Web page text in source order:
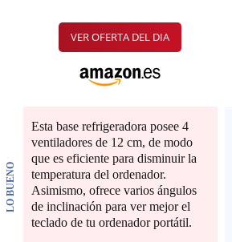
LO BUENO
VER OFERTA DEL DIA
Esta base refrigeradora posee 4
ventiladores de 12 cm, de modo
que es eficiente para disminuir la
temperatura del ordenador.
Asimismo, ofrece varios ángulos
de inclinación para ver mejor el
teclado de tu ordenador portátil.